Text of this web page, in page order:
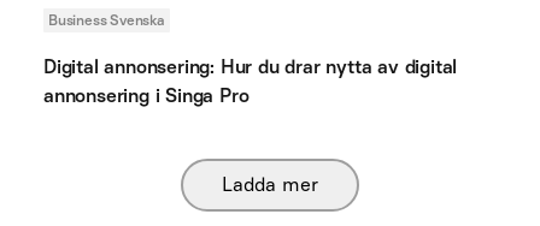
Business Svenska
Digital annonsering: Hur du drar nytta av digital
annonsering i Singa Pro
Ladda mer